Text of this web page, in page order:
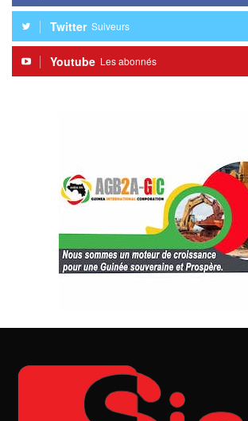
Twitter Suiveurs
Youtube Les abonnés